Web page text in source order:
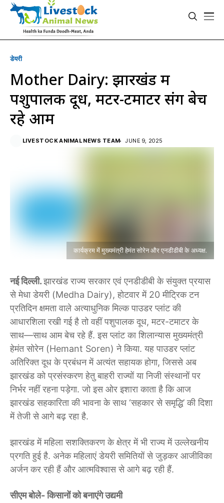
डेयरी
Mother Dairy: झारखंड में
पशुपालक दूध, मटर-टमाटर संग बेच
रहे आम
LIVESTOCK ANIMAL NEWS TEAM JUNE 9, 2025
कार्यक्रम में मुख्यमंत्री हेमंत सोरेन और एनडीडीबी के अध्यक्ष.
नई दिल्ली.झारखंड राज्य सरकार एवं एनडीडीबी के संयुक्त प्रयास
से मेधा डेयरी (Medha Dairy), होटवार में 20 मीट्रिक टन
प्रतिदिन क्षमता वाले अत्याधुनिक मिल्क पाउडर प्लांट की
आधारशिला रखी गई है तो वहीं पशुपालक दूध, मटर-टमाटर के
साथ—साथ आम बेच रहे हैं. इस प्लांट का शिलान्यास मुख्यमंत्री
हेमंत सोरेन (Hemant Soren) ने किया. यह पाउडर प्लांट
अतिरिक्त दूध के प्रबंधन में अत्यंत सहायक होगा, जिससे अब
झारखंड को प्रसंस्करण हेतु बाहरी राज्यों या निजी संस्थानों पर
निर्भर नहीं रहना पड़ेगा. जो इस ओर इशारा काता है कि आज
झारखंड सहकारिता की भावना के साथ ‘सहकार से समृद्धि’ की दिशा
में तेजी से आगे बढ़ रहा है.
झारखंड में महिला सशक्तिकरण के क्षेत्र में भी राज्य में उल्लेखनीय
प्रगति हुई है. अनेक महिलाएं डेयरी समितियों से जुड़कर आजीविका
अर्जन कर रही हैं और आत्मविश्वास से आगे बढ़ रही हैं.
सीएम बोले- किसानों को बनाएंगे उद्यमी